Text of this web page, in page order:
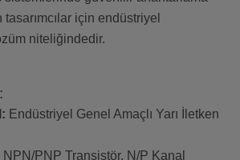
için endüstriyel
niteliğindedir.
Endüstriyel Genel Amaçlı Yarı İletken
NPN/PNP Transistör, N/P Kanal